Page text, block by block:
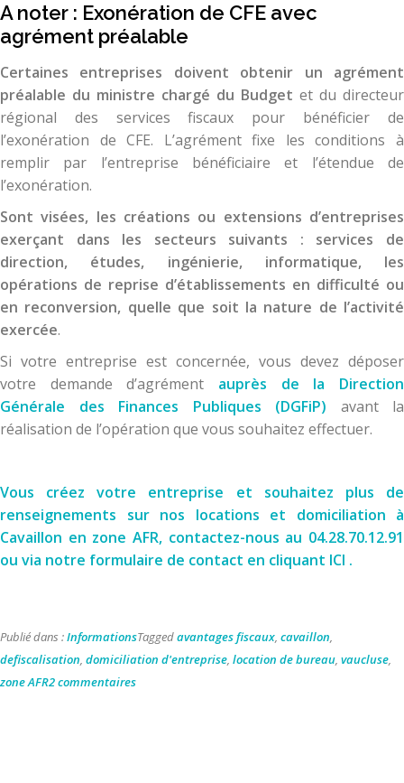
A noter : Exonération de CFE avec
agrément préalable
Certaines entreprises doivent obtenir un agrément
préalable du ministre chargé du Budget et du directeur
régional des services fiscaux pour bénéficier de
l’exonération de CFE. L’agrément fixe les conditions à
remplir par l’entreprise bénéficiaire et l’étendue de
l’exonération.
Sont visées, les créations ou extensions d’entreprises
exerçant dans les secteurs suivants : services de
direction, études, ingénierie, informatique, les
opérations de reprise d’établissements en difficulté ou
en reconversion, quelle que soit la nature de l’activité
exercée.
Si votre entreprise est concernée, vous devez déposer
votre demande d’agrément auprès de la Direction
Générale des Finances Publiques (DGFiP) avant la
réalisation de l’opération que vous souhaitez effectuer.
Vous créez votre entreprise et souhaitez plus de
renseignements sur nos locations et domiciliation à
Cavaillon en zone AFR, contactez-nous au 04.28.70.12.91
ou via notre formulaire de contact en cliquant ICI .
Publié dans :InformationsTaggedavantages fiscaux, cavaillon,
defiscalisation, domiciliation d'entreprise, location de bureau, vaucluse,
zone AFR2 commentairessur